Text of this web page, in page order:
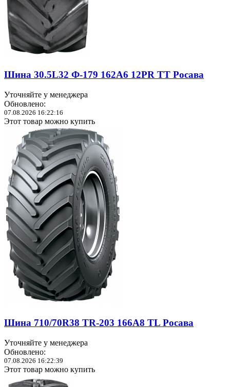
Шина 30.5L32 Ф-179 162А6 12PR TT Росава
Уточняйте у менеджера
Обновлено:
07.08.2026 16:22:16
Этот товар можно купить
Шина 710/70R38 TR-203 166А8 ТL Росава
Уточняйте у менеджера
Обновлено:
07.08.2026 16:22:39
Этот товар можно купить